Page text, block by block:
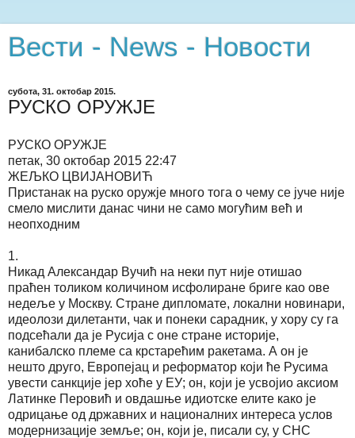
Вести - News - Новости
субота, 31. октобар 2015.
РУСКО ОРУЖЈЕ
РУСКО ОРУЖЈЕ
петак, 30 октобар 2015 22:47
ЖЕЉКО ЦВИЈАНОВИЋ
Пристанак на руско оружје много тога о чему се јуче није
смело мислити данас чини не само могућим већ и
неопходним
1.
Никад Александар Вучић на неки пут није отишао
праћен толиком количином исфолиране бриге као ове
недеље у Москву. Стране дипломате, локални новинари,
идеолози дилетанти, чак и понеки сарадник, у хору су га
подсећали да је Русија с оне стране историје,
канибалско племе са крстарећим ракетама. А он је
нешто друго, Европејац и реформатор који ће Русима
увести санкције јер хоће у ЕУ; он, који је усвојио аксиом
Латинке Перовић и овдашње идиотске елите како је
одрицање од државних и националних интереса услов
модернизације земље; он, који је, писали су, у СНС